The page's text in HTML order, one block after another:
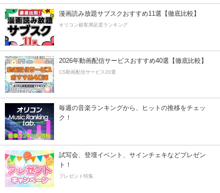
漫画読み放題サブスクおすすめ11選【徹底比較】
オリコン顧客満足度ランキング
2026年動画配信サービスおすすめ40選【徹底比較】
CS動画配信サービス20選
毎週の音楽ランキングから、ヒットの推移をチェッ
ク！
試写会、登壇イベント、サインチェキなどプレゼン
ト！
プレゼント特集